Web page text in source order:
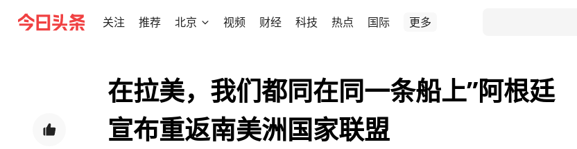
关注 推荐 北京 视频 财经 科技 热点 国际 更多
在拉美，我们都同在同一条船上”阿根廷
宣布重返南美洲国家联盟